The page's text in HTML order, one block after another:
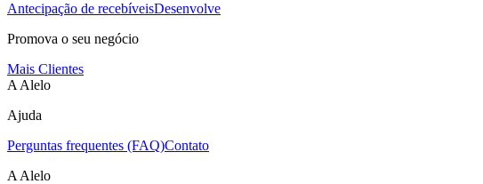
Antecipação de recebíveisDesenvolve
Promova o seu negócio
Mais Clientes
A Alelo
Ajuda
Perguntas frequentes (FAQ)Contato
A Alelo